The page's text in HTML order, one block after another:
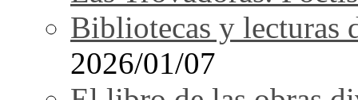
Bibliotecas y lecturas
2026/01/07